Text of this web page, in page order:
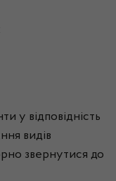
у відповідність
видів
звернутися до